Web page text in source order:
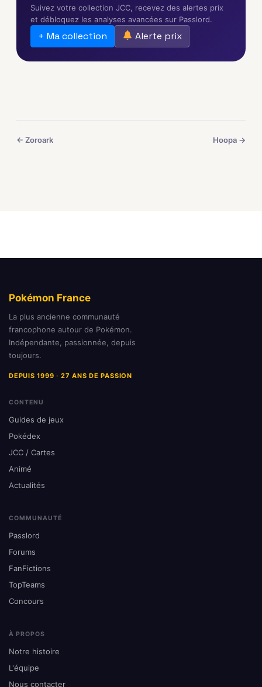
Suivez votre collection JCC, recevez des alertes prix
et débloquez les analyses avancées sur Passlord.
+ Ma collection Alerte prix
← Zoroark Hoopa →
Pokémon France
La plus ancienne communauté
francophone autour de Pokémon.
Indépendante, passionnée, depuis
toujours.
DEPUIS 1999 · 27 ANS DE PASSION
CONTENU
Guides de jeux
Pokédex
JCC / Cartes
Animé
Actualités
COMMUNAUTÉ
Passlord
Forums
FanFictions
TopTeams
Concours
À PROPOS
Notre histoire
L'équipe
Nous contacter